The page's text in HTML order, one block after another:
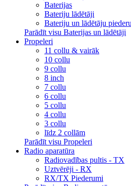
Baterijas
Bateriju lādētāji
Bateriju un lādētāju
Parādīt visu Baterijas un lādētāji
Propeleri
11 collu & vairāk
10 collu
9 collu
8 inch
7 collu
6 collu
5 collu
4 collu
3 collu
līdz 2 collām
Parādīt visu Propeleri
Radio aparatūra
Radiovadības pultis - TX
Uztvērēji - RX
RX/TX Piederumi